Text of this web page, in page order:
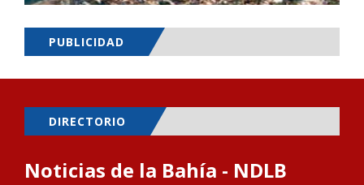
PUBLICIDAD
DIRECTORIO
Noticias de la Bahía - NDLB